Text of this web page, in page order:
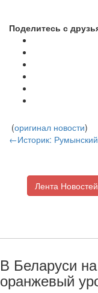
Поделитесь с
(оригинал новости)
←Историк:
Лента Новостей
В Беларуси
оранжевый